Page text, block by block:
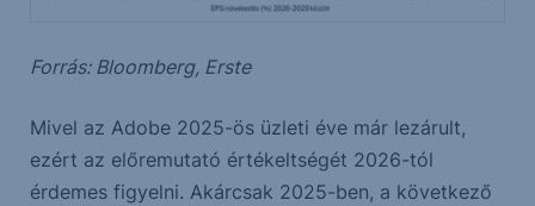
Forrás: Bloomberg, Erste
Mivel az Adobe 2025-ös üzleti éve már lezárult,
ezért az előremutató értékeltségét 2026-tól
érdemes figyelni. Akárcsak 2025-ben, a következő